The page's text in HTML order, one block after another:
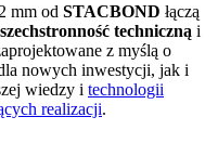
mm od STACBOND łączą
techniczną i
z myślą o
nowych inwestycji, jak i
wiedzy i technologii
realizacji.